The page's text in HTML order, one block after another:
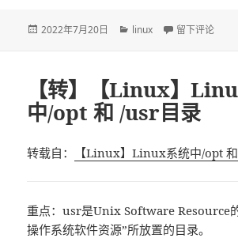
发
2022年7月20日
分
linux 于【转】在
留下评论
【转】【Linux】
中/opt 和 /usr目录
转载自： 【Linux】Linux系统中/opt
重点：usr是Unix Software Resource
操作系统软件资源”所放置的目录。